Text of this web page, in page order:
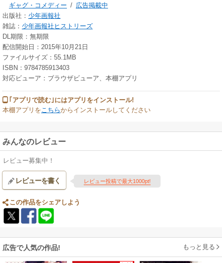
ギャグ・コメディー / 広告掲載中
出版社： 少年画報社
雑誌： 少年画報社ヒストリーズ
DL期限：無期限
配信開始日：2015年10月21日
ファイルサイズ：55.1MB
ISBN：9784785913403
対応ビューア：ブラウザビューア、本棚アプリ
｢アプリで読む｣にはアプリをインストール!
本棚アプリをこちらからインストールしてください
みんなのレビュー
レビュー募集中！
レビューを書く レビュー投稿で最大1000pt!
この作品をシェアしよう
広告で人気の作品! もっと見る